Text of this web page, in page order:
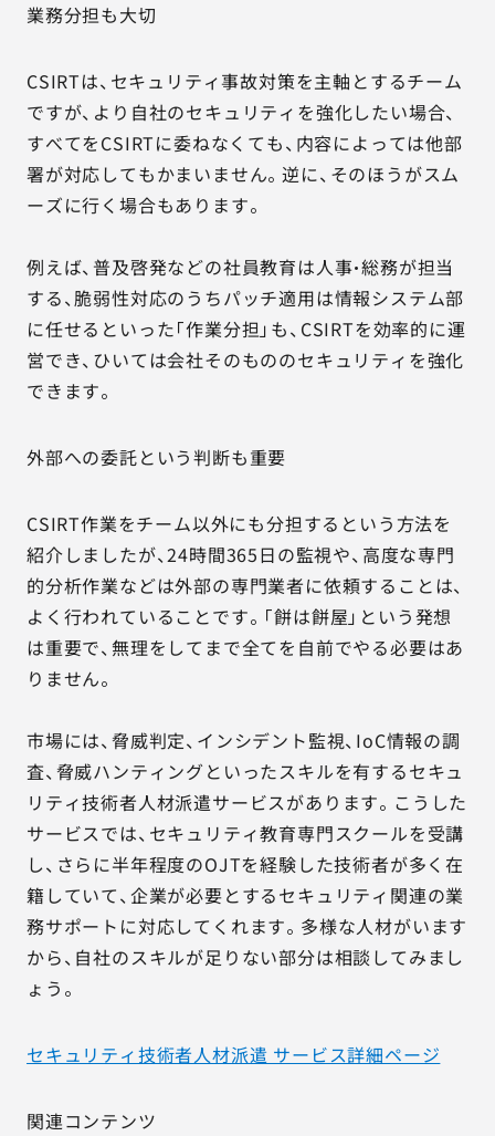
業務分担も大切
CSIRTは、セキュリティ事故対策を主軸とするチーム
ですが、より自社のセキュリティを強化したい場合、
すべてをCSIRTに委ねなくても、内容によっては他部
署が対応してもかまいません。逆に、そのほうがスム
ーズに行く場合もあります。
例えば、普及啓発などの社員教育は人事・総務が担当
する、脆弱性対応のうちパッチ適用は情報システム部
に任せるといった「作業分担」も、CSIRTを効率的に運
営でき、ひいては会社そのもののセキュリティを強化
できます。
外部への委託という判断も重要
CSIRT作業をチーム以外にも分担するという方法を
紹介しましたが、24時間365日の監視や、高度な専門
的分析作業などは外部の専門業者に依頼することは、
よく行われていることです。「餅は餅屋」という発想
は重要で、無理をしてまで全てを自前でやる必要はあ
りません。
市場には、脅威判定、インシデント監視、IoC情報の調
査、脅威ハンティングといったスキルを有するセキュ
リティ技術者人材派遣サービスがあります。こうした
サービスでは、セキュリティ教育専門スクールを受講
し、さらに半年程度のOJTを経験した技術者が多く在
籍していて、企業が必要とするセキュリティ関連の業
務サポートに対応してくれます。多様な人材がいます
から、自社のスキルが足りない部分は相談してみまし
ょう。
セキュリティ技術者人材派遣 サービス詳細ページ
関連コンテンツ